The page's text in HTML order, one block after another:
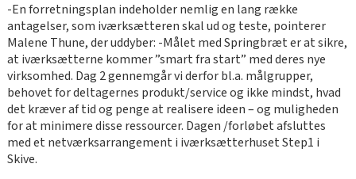
-En forretningsplan indeholder nemlig en lang række
antagelser, som iværksætteren skal ud og teste, pointerer
Malene Thune, der uddyber: -Målet med Springbræt er at sikre,
at iværksætterne kommer ”smart fra start” med deres nye
virksomhed. Dag 2 gennemgår vi derfor bl.a. målgrupper,
behovet for deltagernes produkt/service og ikke mindst, hvad
det kræver af tid og penge at realisere ideen – og muligheden
for at minimere disse ressourcer. Dagen /forløbet afsluttes
med et netværksarrangement i iværksætterhuset Step1 i
Skive.